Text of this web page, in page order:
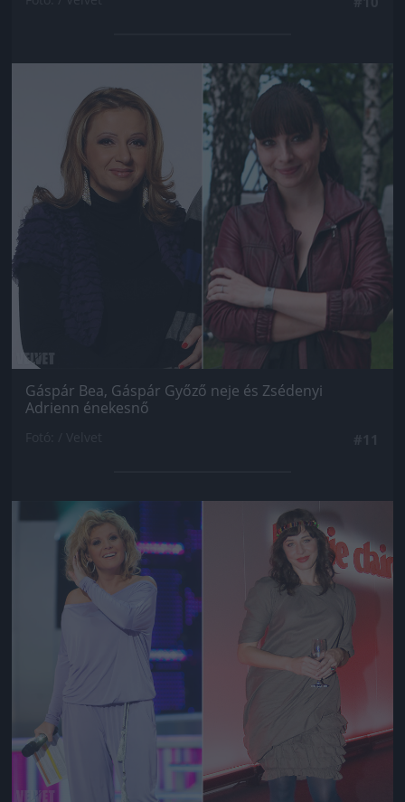
Jön még kép!
Gáspár Bea, Gáspár Győző neje és Zsédenyi
Adrienn énekesnő
Jön még kép!